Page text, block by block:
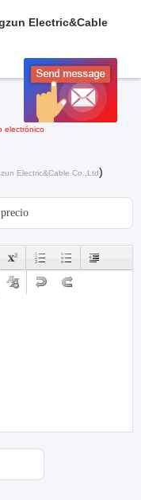
Electric&Cable
electrónico
Electric&Cable Co.,Ltd)